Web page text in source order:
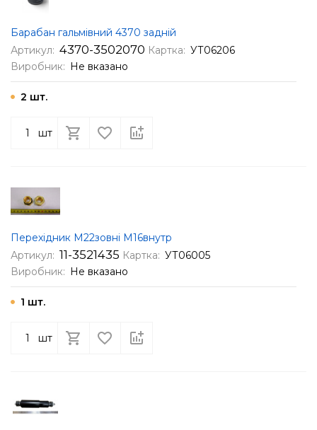
Барабан гальмівний 4370 задній
Артикул: 4370-3502070 Картка: УТ06206
Виробник: Не вказано
2 шт.
шт
Перехідник М22зовні М16внутр
Артикул: 11-3521435 Картка: УТ06005
Виробник: Не вказано
1 шт.
шт